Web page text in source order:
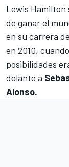
Lewis Hamilton
de ganar el
en su carrera
en 2010,
posibilidades
delante a
Alonso.